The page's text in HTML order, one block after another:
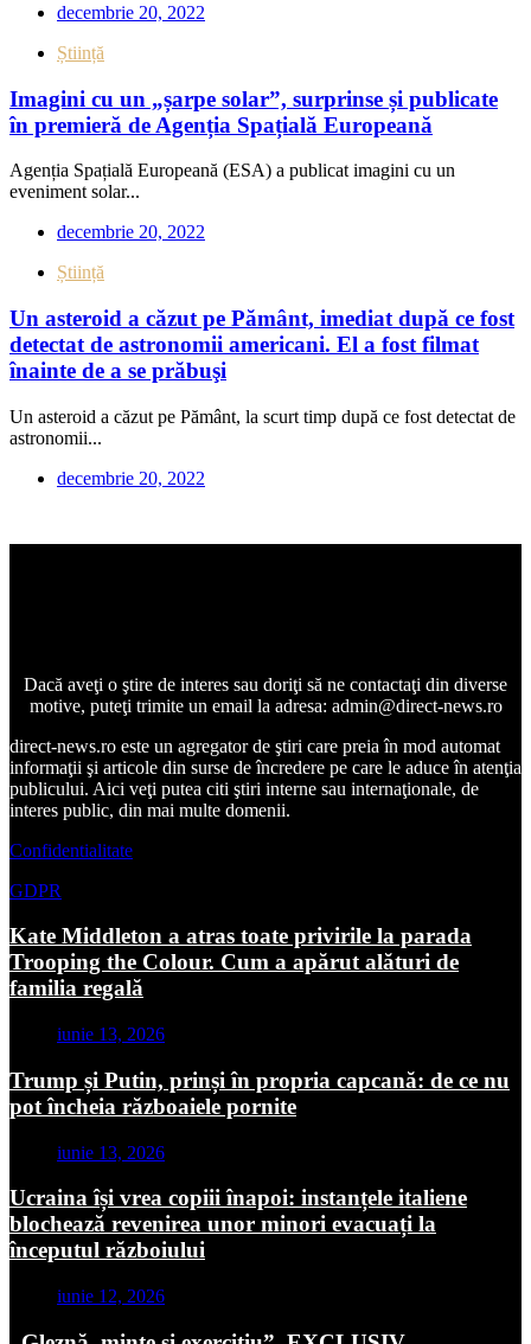
decembrie 20, 2022
Știință
Imagini cu un „șarpe solar”, surprinse și publicate
în premieră de Agenția Spațială Europeană
Agenția Spațială Europeană (ESA) a publicat imagini cu un
eveniment solar...
decembrie 20, 2022
Știință
Un asteroid a căzut pe Pământ, imediat după ce fost
detectat de astronomii americani. El a fost filmat
înainte de a se prăbuşi
Un asteroid a căzut pe Pământ, la scurt timp după ce fost detectat de
astronomii...
decembrie 20, 2022
Dacă aveţi o ştire de interes sau doriţi să ne contactaţi din diverse
motive, puteţi trimite un email la adresa: admin@direct-news.ro
direct-news.ro este un agregator de ştiri care preia în mod automat
informaţii şi articole din surse de încredere pe care le aduce în atenţia
publicului. Aici veţi putea citi ştiri interne sau internaţionale, de
interes public, din mai multe domenii.
Confidentialitate
GDPR
Kate Middleton a atras toate privirile la parada
Trooping the Colour. Cum a apărut alături de
familia regală
iunie 13, 2026
Trump și Putin, prinși în propria capcană: de ce nu
pot încheia războaiele pornite
iunie 13, 2026
Ucraina își vrea copiii înapoi: instanțele italiene
blochează revenirea unor minori evacuați la
începutul războiului
iunie 12, 2026